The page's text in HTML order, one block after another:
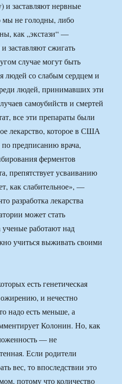
и заставляют нервные
мы не голодны, либо
как „экстази“ —
заставляют сжигать
случае могут быть
людей со слабым сердцем и
людей, принимавших эти
самоубийств и смертей
все эти препараты были
лекарство, которое в США
предписанию врача,
ферментов
препятствует усваиванию
как слабительное», —
разработка лекарства
может стать
работают над
учиться выживать своими
есть генетическая
и нечестно
надо есть меньше, а
Колонин. Но, как
— не
Если родители
вес, то впоследствии это
потому что количество